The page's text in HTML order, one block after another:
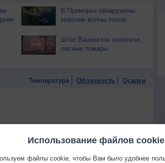
В Приморье обнаружены
морские волны тепла
Штат Вашингтон охватили
лесные пожары
Температура Облачность Осадки
Использование файлов cookie
файлы cookie, чтобы Вам было удобнее